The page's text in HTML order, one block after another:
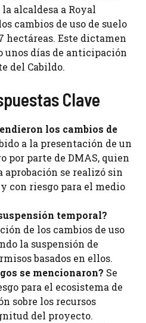
alcaldesa a Royal
cambios de uso de suelo
hectáreas. Este dictamen
unos días de anticipación
del Cabildo.
Clave
los cambios de
a la presentación de un
por parte de DMAS, quien
aprobación se realizó sin
con riesgo para el medio
temporal?
de los cambios de uso
la suspensión de
basados en ellos.
se mencionaron? Se
para el ecosistema de
sobre los recursos
del proyecto.